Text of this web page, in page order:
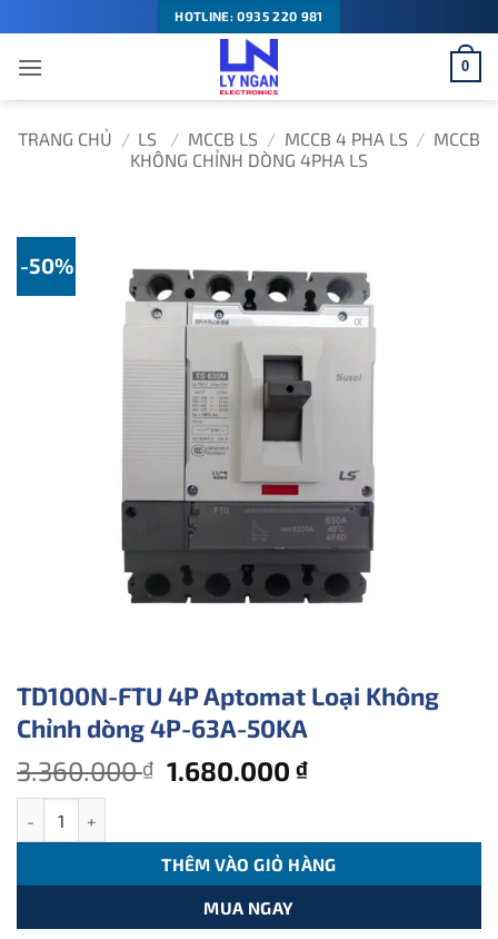
qua
nội
dung
HOTLINE: 0935 220 981
0
TRANG CHỦ / LS / MCCB LS / MCCB 4 PHA LS / MCCB
KHÔNG CHỈNH DÒNG 4PHA LS
-50%
TD100N-FTU 4P Aptomat Loại Không
Chỉnh dòng 4P-63A-50KA
3.360.000₫ Giá
3.360.000 ₫.
1.680.000₫Giá
là:
1.680.000 ₫.
THÊM VÀO GIỎ HÀNG
MUA NGAY